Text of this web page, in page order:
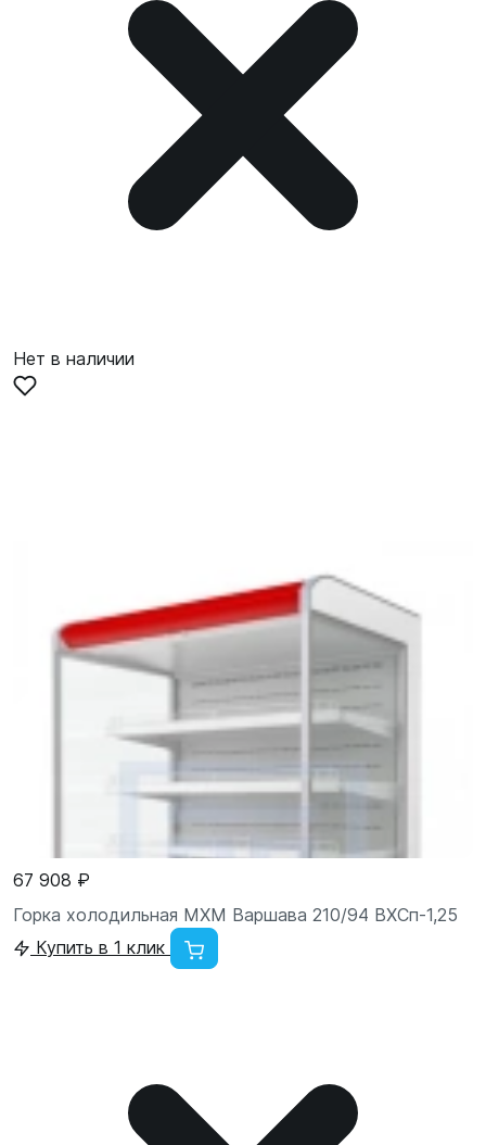
Нет в наличии
67 908 ₽
Горка холодильная МХМ Варшава 210/94 ВХСп-1,25
Купить в 1 клик